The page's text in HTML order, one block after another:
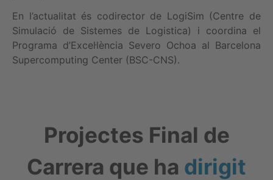
En l’actualitat és codirector de LogiSim (Centre de
Simulació de Sistemes de Logistica) i coordina el
Programa d’Excel·lència Severo Ochoa al Barcelona
Supercomputing Center (BSC-CNS).
Projectes Final de
Carrera que ha dirigit